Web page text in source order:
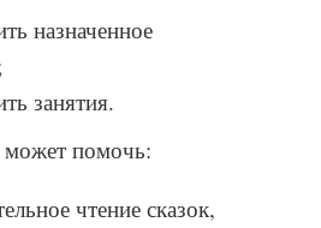
назначенное
занятия.
может помочь:
чтение сказок,